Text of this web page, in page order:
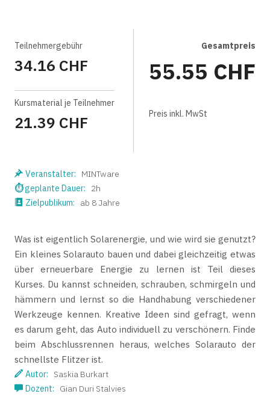
Teilnehmergebühr
34.16 CHF
Kursmaterial je Teilnehmer
21.39 CHF
Gesamtpreis
55.55 CHF
Preis inkl. MwSt
Veranstalter: MINTware
⏱geplante Dauer: 2h
Zielpublikum: ab 8 Jahre
Was ist eigentlich Solarenergie, und wie wird sie genutzt?
Ein kleines Solarauto bauen und dabei gleichzeitig etwas
über erneuerbare Energie zu lernen ist Teil dieses
Kurses. Du kannst schneiden, schrauben, schmirgeln und
hämmern und lernst so die Handhabung verschiedener
Werkzeuge kennen. Kreative Ideen sind gefragt, wenn
es darum geht, das Auto individuell zu verschönern. Finde
beim Abschlussrennen heraus, welches Solarauto der
schnellste Flitzer ist.
Autor: Saskia Burkart
Dozent: Gian Duri Stalvies